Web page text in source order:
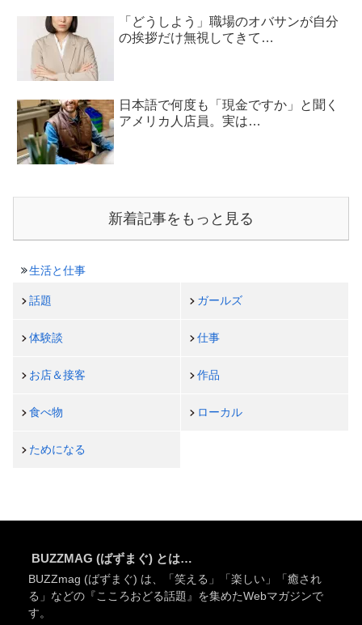
「どうしよう」職場のオバサンが自分
の挨拶だけ無視してきて…
日本語で何度も「現金ですか」と聞く
アメリカ人店員。実は…
新着記事をもっと見る
生活と仕事
話題 ガールズ
体験談 仕事
お店＆接客 作品
食べ物 ローカル
ためになる
BUZZMAG (ばずまぐ) とは…
BUZZmag (ばずまぐ) は、「笑える」「楽しい」「癒され
る」などの『こころおどる話題』を集めたWebマガジンで
す。